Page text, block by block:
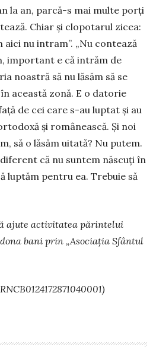
la an, parcă-s mai multe porţi
Chiar și clopotarul zicea:
aici nu intram”. „Nu contează
important e că intrăm de
noastră să nu lăsăm să se
această zonă. E o datorie
de cei care s-au luptat și au
și românească. Și noi
să o lăsăm uita­tă? Nu putem.
că nu suntem născuți în
luptăm pentru ea. Trebuie să
ajute activitatea pă­rintelui
bani prin „Asociația Sfântul